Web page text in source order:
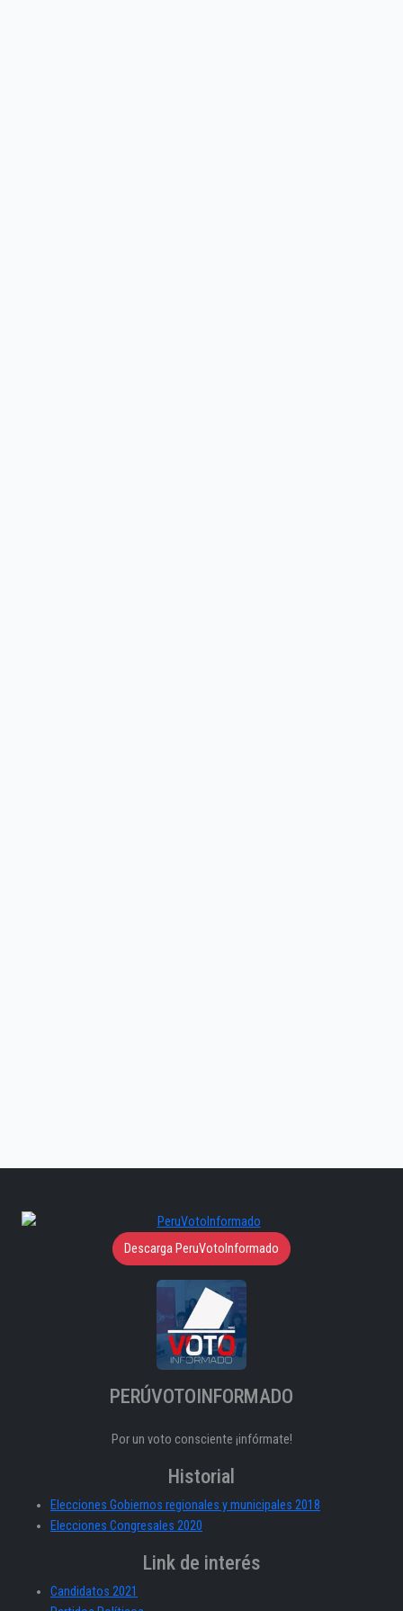
Descarga PeruVotoInformado
PERÚVOTOINFORMADO
Por un voto consciente ¡infórmate!
Historial
Elecciones Gobiernos regionales y municipales 2018
Elecciones Congresales 2020
Link de interés
Candidatos 2021